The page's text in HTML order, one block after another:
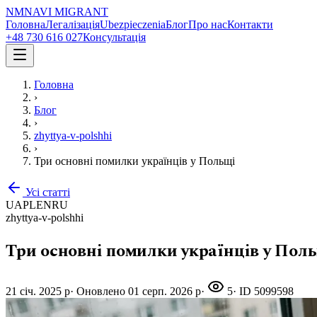
NMNAVI MIGRANT
ГоловнаЛегалізаціяUbezpieczeniaБлогПро насКонтакти
+48 730 616 027Консультація
Головна
›
Блог
›
zhyttya-v-polshhi
›
Три основні помилки українців у Польщі
Усі статті
UAPLENRU
zhyttya-v-polshhi
Три основні помилки українців у
21 січ. 2025 р· Оновлено 01 серп. 2026 р· 5· ID 5099598